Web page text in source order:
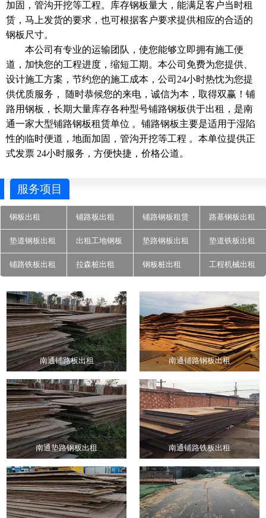
加固，管沟开挖等工程。库存钢板量大，能满足客户当时租
赁，马上发货的要求，也可根据客户要求提供相应的合适的
钢板尺寸。
本公司有专业的运输团队，使您能够立即拥有施工便
道，加快您的工程进度，缩短工期。本公司免费为您提供、
设计施工方案，节约您的施工成本，公司24小时热忱为您提
供优质服务， 随时恭候您的来电，诚信为本，取得双赢！铺
路用钢板，长期大量库存各种型号铺路钢板供于出租，是南
通一家大型铺路钢板租赁单位 。铺路钢板主要是适用于湿陷
性的临时便道，地面加固，管沟开挖等工程 。本单位提供正
式发票 24小时服务，方便快捷，价格公道。
服务项目
钢板出租 铺路板出租 铺路钢板租赁 路基钢板出租
垫道钢板出租 出租工地钢板 垫路钢板出租 垫道铁板出租
铺路铁板出租 拉森桩出租 钢板桩出租 工程机械出租
南通铺路板出租 南通铺路钢板出租
南通垫路钢板出租 南通铺路铁板出租